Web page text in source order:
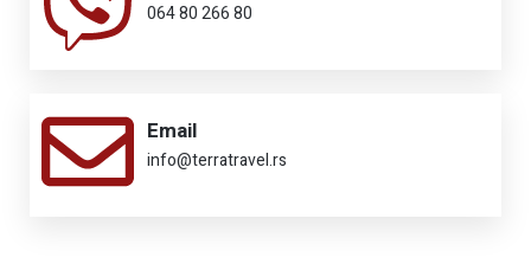
064 80 266 80
Email
info@terratravel.rs